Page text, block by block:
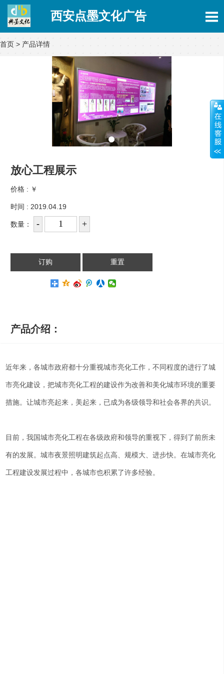
西安点墨文化广告
首页 > 产品详情
放心工程展示
价格 : ￥
时间 : 2019.04.19
数量：
产品介绍：
近年来，各城市政府都十分重视城市亮化工作，不同程度的进行了城
市亮化建设，把城市亮化工程的建设作为改善和美化城市环境的重要
措施。让城市亮起来，美起来，已成为各级领导和社会各界的共识。
目前，我国城市亮化工程在各级政府和领导的重视下，得到了前所未
有的发展。城市夜景照明建筑起点高、规模大、进步快。在城市亮化
工程建设发展过程中，各城市也积累了许多经验。